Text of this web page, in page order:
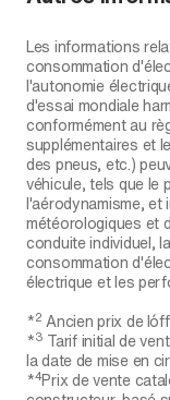
Les informations
consommation
l'autonomie
d'essai mondiale
conformément au
supplémentaires et
des pneus, etc.)
véhicule, tels que le
l'aérodynamisme, et
météorologiques et
conduite individuel,
consommation
électrique et les
*2 Ancien prix de
*3 Tarif initial de
la date de mise en
*4Prix de vente